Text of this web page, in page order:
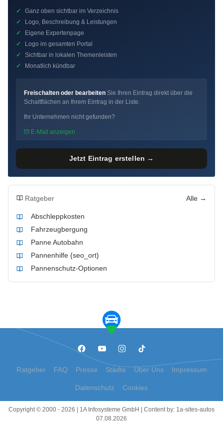
✓
Ganz oben sichtbar im Verzeichnis
✓
Logo, Beschreibung & Leistungen
✓
Eigene Expertenpage
✓
Logo im gesamten Portal
✓
Sichtbar in lokalen Themenleisten
✓
Monatlich kündbar
Freischalten oder bearbeiten Sie Ihren Eintrag direkt über die
Schaltflächen an Ihrem Eintrag in der Liste.
Ihr Unternehmen nicht gefunden?
E-Mail anzeigen
Jetzt Eintrag erstellen →
Ratgeber Alle →
Abschleppkosten
Fahrzeugbergung
Panne Autobahn
Pannenhilfe {seo_ort}
Pannenschutz-Optionen
Ratgeber FAQ Presse Städte Über Uns Impressum
Datenschutz Cookies
Copyright © 2000 - 2026 | 1A Infosysteme GmbH | Content by: 1a-sites-autos
07.08.2026